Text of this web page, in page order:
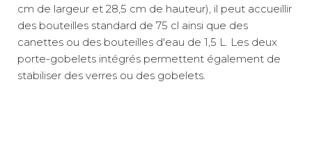
cm de largeur et 28,5 cm de hauteur), il peut accueillir
des bouteilles standard de 75 cl ainsi que des
canettes ou des bouteilles d'eau de 1,5 L. Les deux
porte-gobelets intégrés permettent également de
stabiliser des verres ou des gobelets.